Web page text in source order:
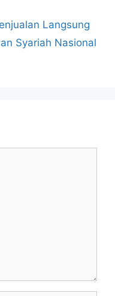
Langsung
Syariah Nasional